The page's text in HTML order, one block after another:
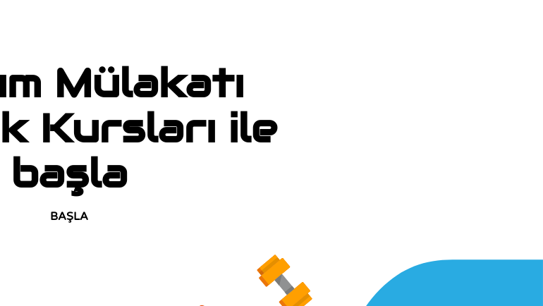
Mülakatı
Kursları ile
başla
BAŞLA